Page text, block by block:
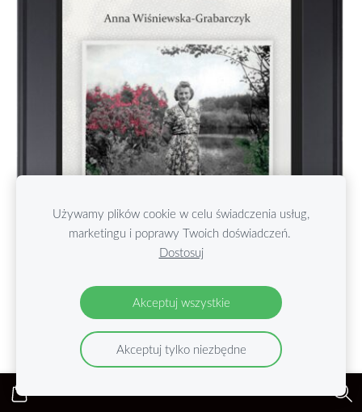
Porzeczkowy Josef - Anna Wiśniewska-Grabarczyk
Używamy plików cookie w celu świadczenia usług,
marketingu i poprawy Twoich doświadczeń.
Dostosuj
Akceptuj wszystkie
Akceptuj tylko niezbędne